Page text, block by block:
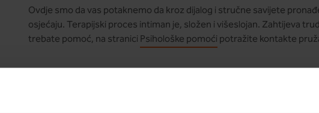
Ovdje smo da vas potaknemo da kroz dijalog i stručne savijete
osjećaju. Terapijski proces intiman je, složen i višeslojan. Zahtijeva
trebate pomoć, na stranici Psihološke pomoći potražite kontakte